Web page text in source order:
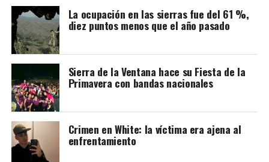
La ocupación en las sierras fue del 61 %,
diez puntos menos que el año pasado
Sierra de la Ventana hace su Fiesta de la
Primavera con bandas nacionales
Crimen en White: la víctima era ajena al
enfrentamiento